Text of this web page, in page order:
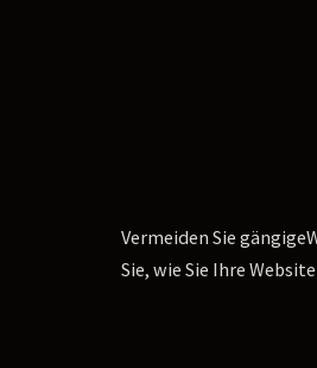
Vermeiden Sie
Sie, wie Sie Ihre